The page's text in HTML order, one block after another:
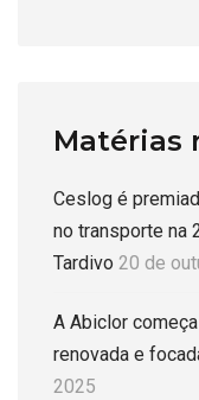
Matérias
Ceslog é
no transporte na
Tardivo 20 de
A Abiclor
renovada e
2025